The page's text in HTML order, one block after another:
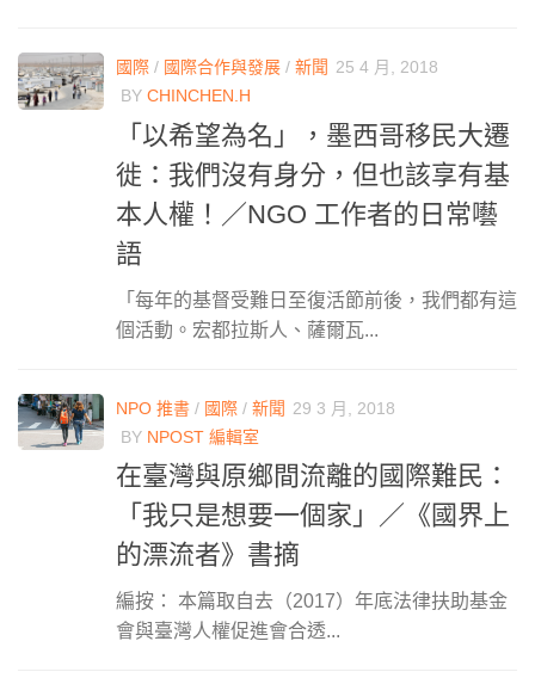
國際 / 國際合作與發展 / 新聞 25 4 月, 2018
BY CHINCHEN.H
「以希望為名」，墨西哥移民大遷
徙：我們沒有身分，但也該享有基
本人權！／NGO 工作者的日常囈
語
「每年的基督受難日至復活節前後，我們都有這
個活動。宏都拉斯人、薩爾瓦...
NPO 推書 / 國際 / 新聞 29 3 月, 2018
BY NPOST 編輯室
在臺灣與原鄉間流離的國際難民：
「我只是想要一個家」／《國界上
的漂流者》書摘
編按： 本篇取自去（2017）年底法律扶助基金
會與臺灣人權促進會合透...